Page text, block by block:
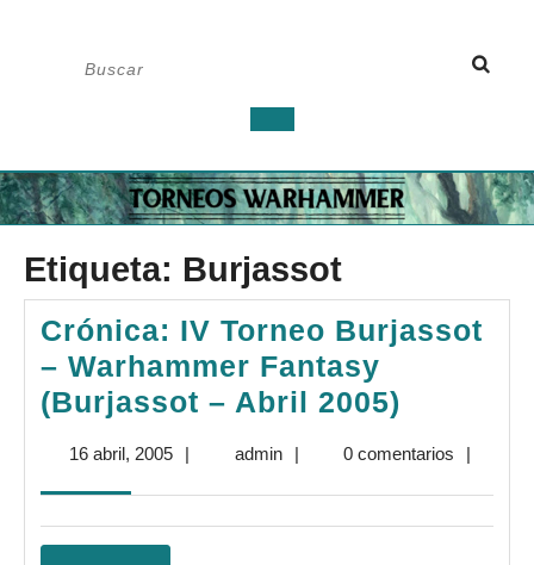
de
apertura
Etiqueta: Burjassot
Crónica: IV Torneo Burjassot
– Warhammer Fantasy
(Burjassot – Abril 2005)
Torneo
16 abril, 200516| adminadmin
| 0 comentarios |